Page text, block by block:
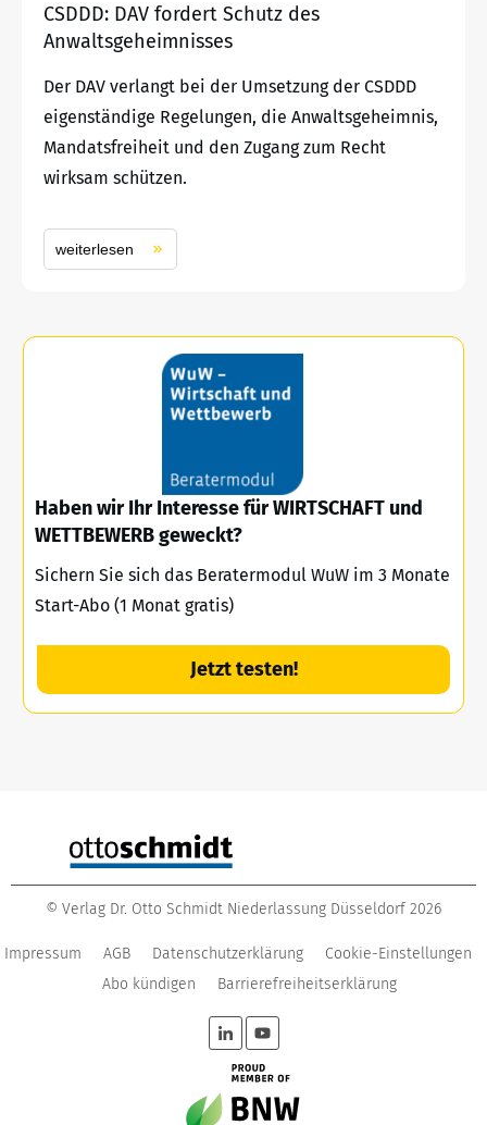
CSDDD: DAV fordert Schutz des
Anwaltsgeheimnisses
Der DAV verlangt bei der Umsetzung der CSDDD
eigenständige Regelungen, die Anwaltsgeheimnis,
Mandatsfreiheit und den Zugang zum Recht
wirksam schützen.
weiterlesen
Haben wir Ihr Interesse für WIRTSCHAFT und
WETTBEWERB geweckt?
Sichern Sie sich das Beratermodul WuW im 3 Monate
Start-Abo (1 Monat gratis)
Jetzt testen!
© Verlag Dr. Otto Schmidt Niederlassung Düsseldorf 2026
Impressum AGB Datenschutzerklärung
Cookie-Einstellungen
Abo kündigen
Barrierefreiheitserklärung